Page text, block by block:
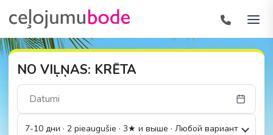
NO VIĻŅAS: KRĒTA
7-10 дни · 2 pieaugušie · 3★ и выше · Любой вариант